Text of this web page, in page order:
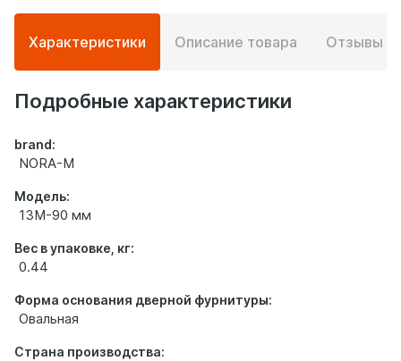
Подробная
информация
о
товаре
Характеристики Описание товара Отзывы
Подробные характеристики
brand:
NORA-M
Модель:
13М-90 мм
Вес в упаковке, кг:
0.44
Форма основания дверной фурнитуры:
Овальная
Страна производства: